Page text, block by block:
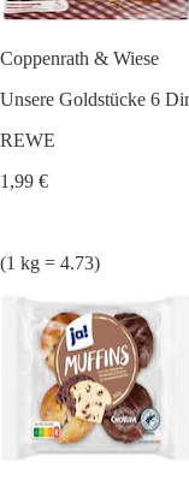
Coppenrath & Wiese
Unsere Goldstücke 6
REWE
1,99 €
(1 kg = 4.73)